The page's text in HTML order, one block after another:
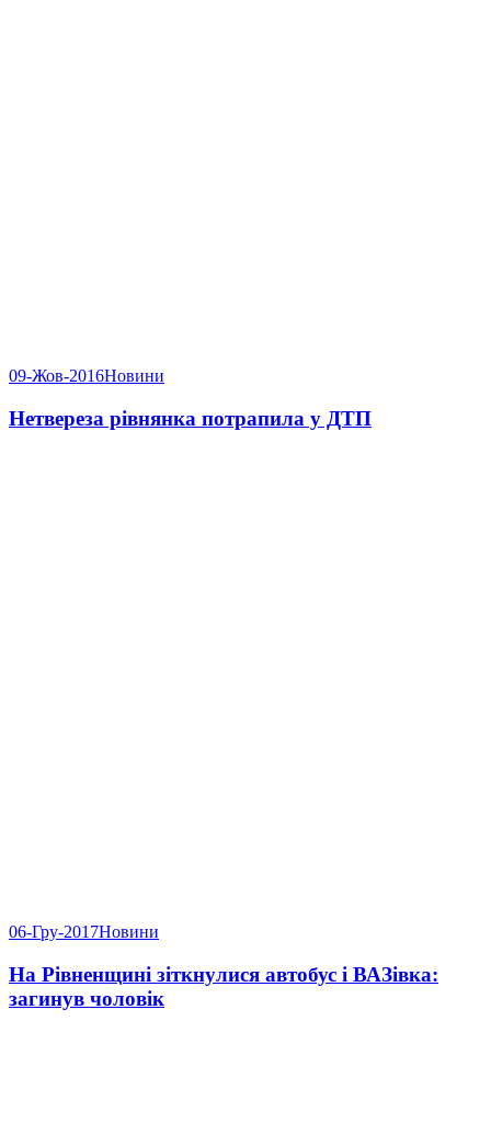
09-Жов-2016Новини
Нетвереза рівнянка потрапила у ДТП
06-Гру-2017Новини
На Рівненщині зіткнулися автобус і ВАЗівка:
загинув чоловік